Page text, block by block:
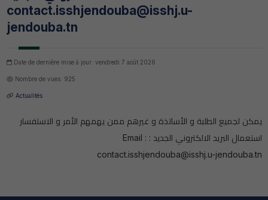
contact.isshjendouba@isshj.u-
jendouba.tn
Date de dernière mise à jour: vendredi 7 août 2026
Nombre de vues: 925
Actualités
يمكن لجميع الطلبة و الأساتذة و غيرهم ممن يهمهم الأمر و الاستفسار
استعمال البريد الالكتروني الجديد : Email :
contact.isshjendouba@isshj.u-jendouba.tn